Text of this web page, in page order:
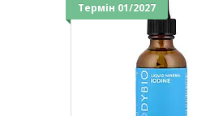
Термін 01/2027